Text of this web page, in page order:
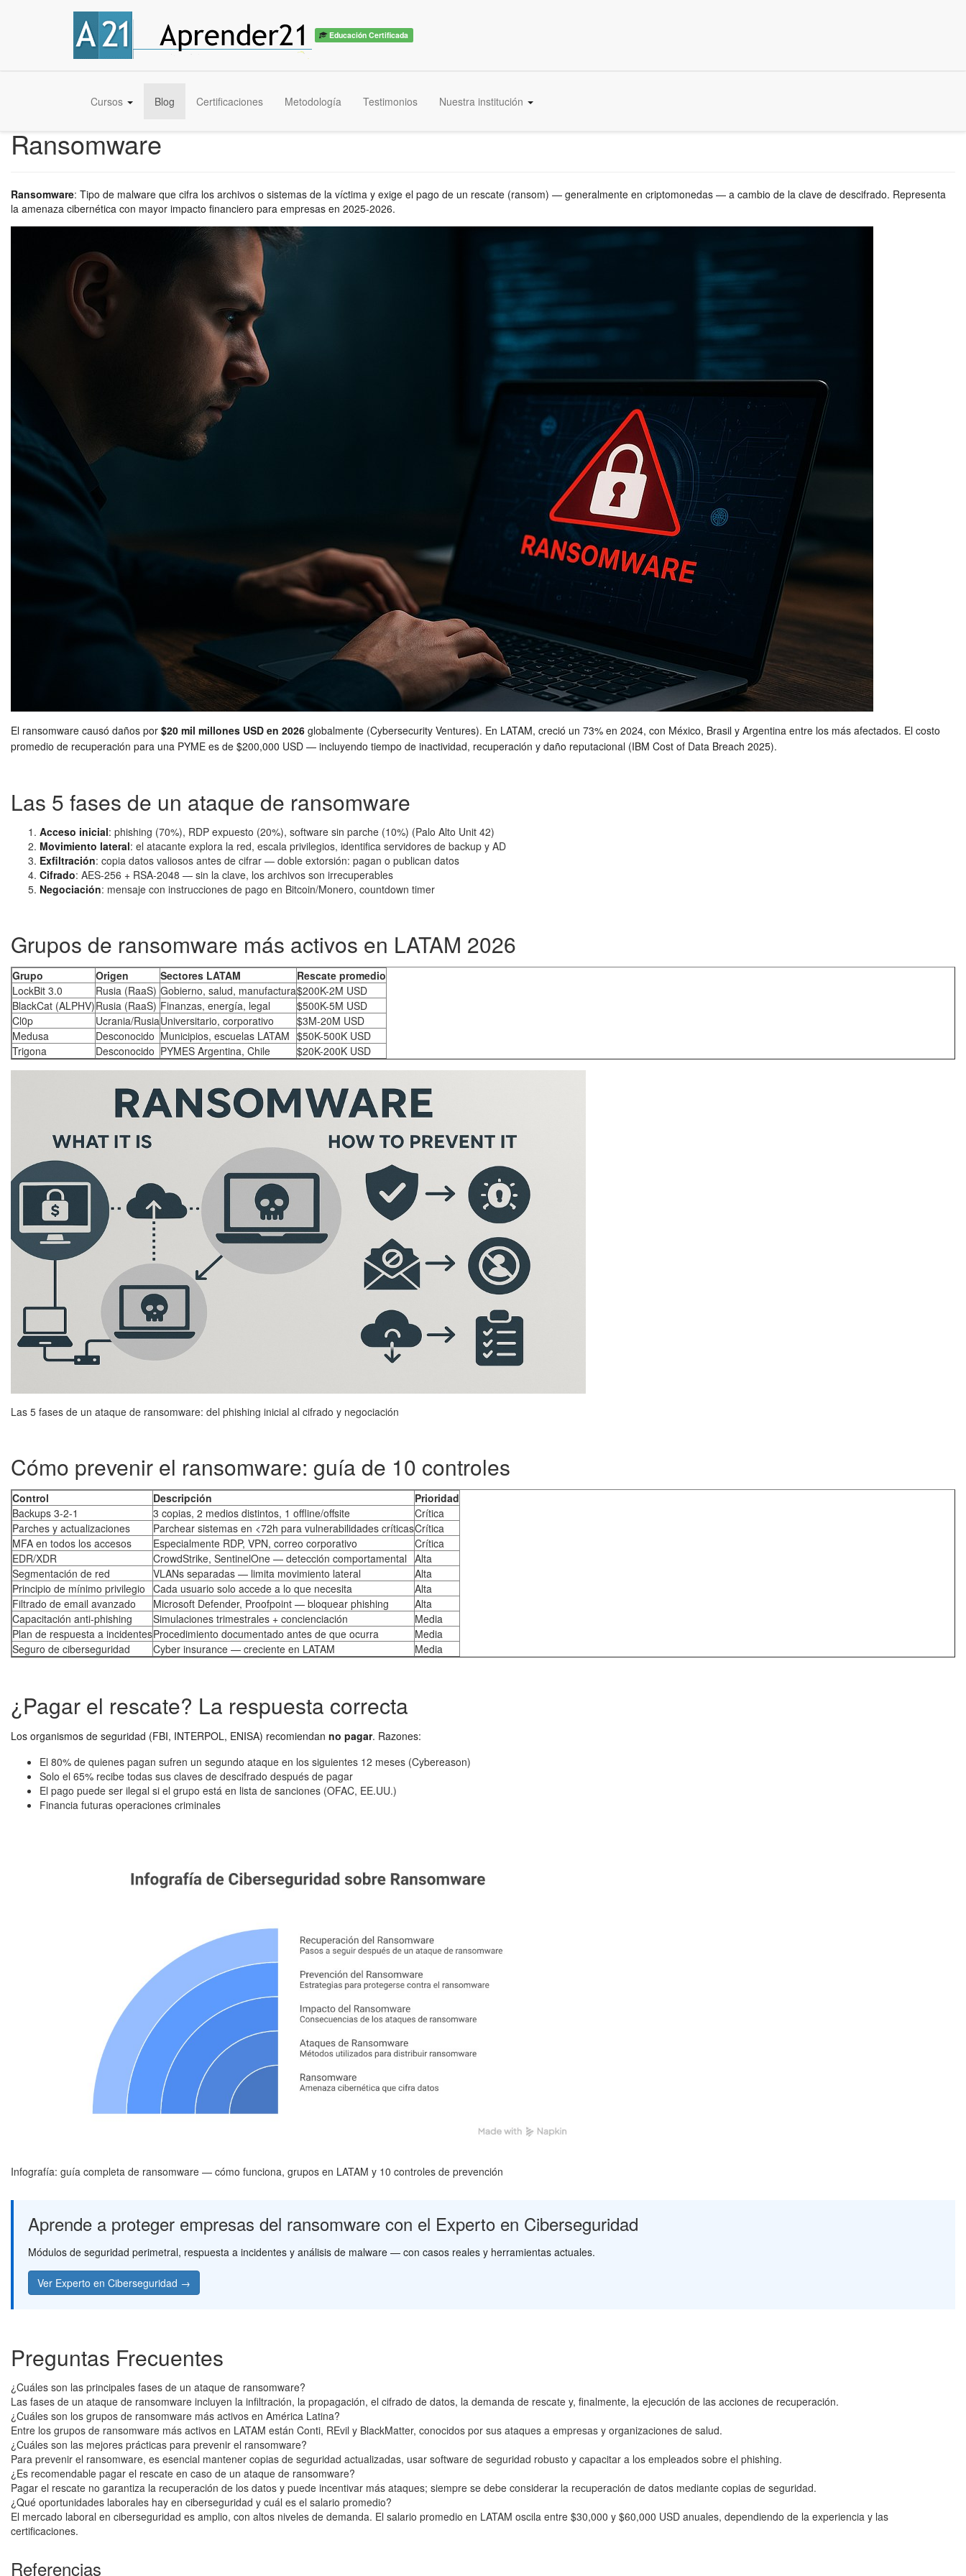
Educación Certificada
Cursos Blog Certificaciones Metodología Testimonios Nuestra institución
Ransomware
Ransomware: Tipo de malware que cifra los archivos o sistemas de la víctima y exige el pago de un rescate (ransom) — generalmente en criptomonedas — a cambio de la clave de descifrado. Representa
la amenaza cibernética con mayor impacto financiero para empresas en 2025-2026.
El ransomware causó daños por $20 mil millones USD en 2026 globalmente (Cybersecurity Ventures). En LATAM, creció un 73% en 2024, con México, Brasil y Argentina entre los más afectados. El costo
promedio de recuperación para una PYME es de $200,000 USD — incluyendo tiempo de inactividad, recuperación y daño reputacional (IBM Cost of Data Breach 2025).
Las 5 fases de un ataque de ransomware
Acceso inicial: phishing (70%), RDP expuesto (20%), software sin parche (10%) (Palo Alto Unit 42)
Movimiento lateral: el atacante explora la red, escala privilegios, identifica servidores de backup y AD
Exfiltración: copia datos valiosos antes de cifrar — doble extorsión: pagan o publican datos
Cifrado: AES-256 + RSA-2048 — sin la clave, los archivos son irrecuperables
Negociación: mensaje con instrucciones de pago en Bitcoin/Monero, countdown timer
Grupos de ransomware más activos en LATAM 2026
Grupo Origen Sectores LATAM
Rescate promedio
LockBit 3.0
Rusia (RaaS) Gobierno, salud, manufactura$200K-2M USD
BlackCat (ALPHV)Rusia (RaaS) Finanzas, energía, legal
$500K-5M USD
Cl0p
Ucrania/RusiaUniversitario, corporativo
$3M-20M USD
Medusa
Desconocido Municipios, escuelas LATAM $50K-500K USD
Trigona
Desconocido PYMES Argentina, Chile $20K-200K USD
Las 5 fases de un ataque de ransomware: del phishing inicial al cifrado y negociación
Cómo prevenir el ransomware: guía de 10 controles
Control Descripción
Prioridad
Backups 3-2-1
3 copias, 2 medios distintos, 1 offline/offsite
Crítica
Parches y actualizaciones
Parchear sistemas en <72h para vulnerabilidades críticasCrítica
MFA en todos los accesos
Especialmente RDP, VPN, correo corporativo
Crítica
EDR/XDR
CrowdStrike, SentinelOne — detección comportamental Alta
Segmentación de red
VLANs separadas — limita movimiento lateral
Alta
Principio de mínimo privilegio Cada usuario solo accede a lo que necesita
Alta
Filtrado de email avanzado
Microsoft Defender, Proofpoint — bloquear phishing
Alta
Capacitación anti-phishing
Simulaciones trimestrales + concienciación
Media
Plan de respuesta a incidentesProcedimiento documentado antes de que ocurra
Media
Seguro de ciberseguridad
Cyber insurance — creciente en LATAM Media
¿Pagar el rescate? La respuesta correcta
Los organismos de seguridad (FBI, INTERPOL, ENISA) recomiendan no pagar. Razones:
El 80% de quienes pagan sufren un segundo ataque en los siguientes 12 meses (Cybereason)
Solo el 65% recibe todas sus claves de descifrado después de pagar
El pago puede ser ilegal si el grupo está en lista de sanciones (OFAC, EE.UU.)
Financia futuras operaciones criminales
Infografía: guía completa de ransomware — cómo funciona, grupos en LATAM y 10 controles de prevención
Aprende a proteger empresas del ransomware con el Experto en Ciberseguridad
Módulos de seguridad perimetral, respuesta a incidentes y análisis de malware — con casos reales y herramientas actuales.
Ver Experto en Ciberseguridad →
Preguntas Frecuentes
¿Cuáles son las principales fases de un ataque de ransomware?
Las fases de un ataque de ransomware incluyen la infiltración, la propagación, el cifrado de datos, la demanda de rescate y, finalmente, la ejecución de las acciones de recuperación.
¿Cuáles son los grupos de ransomware más activos en América Latina?
Entre los grupos de ransomware más activos en LATAM están Conti, REvil y BlackMatter, conocidos por sus ataques a empresas y organizaciones de salud.
¿Cuáles son las mejores prácticas para prevenir el ransomware?
Para prevenir el ransomware, es esencial mantener copias de seguridad actualizadas, usar software de seguridad robusto y capacitar a los empleados sobre el phishing.
¿Es recomendable pagar el rescate en caso de un ataque de ransomware?
Pagar el rescate no garantiza la recuperación de los datos y puede incentivar más ataques; siempre se debe considerar la recuperación de datos mediante copias de seguridad.
¿Qué oportunidades laborales hay en ciberseguridad y cuál es el salario promedio?
El mercado laboral en ciberseguridad es amplio, con altos niveles de demanda. El salario promedio en LATAM oscila entre $30,000 y $60,000 USD anuales, dependiendo de la experiencia y las
certificaciones.
Referencias